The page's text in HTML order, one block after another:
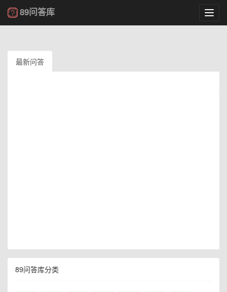
89问答库
最新问答
89问答库分类